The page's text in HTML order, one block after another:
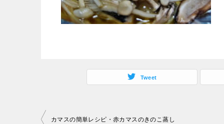
Tweet
投
カマスの簡単レシピ・赤カマスのきのこ蒸し